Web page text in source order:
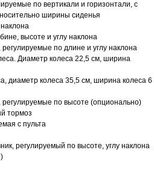
по вертикали и горизонтали, с
ширины сиденья
высоте и углу наклона
по длине и углу наклона
Диаметр колеса 22,5 см, ширина
диаметр колеса 35,5 см, ширина колеса 6
по высоте (опционально)
тормоз
с пульта
регулируемый по высоте, углу наклона